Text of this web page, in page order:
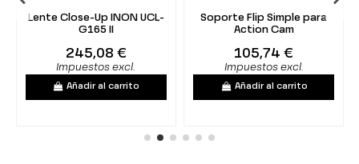
Lente Close-Up INON UCL-
G165 II
245,08 €
Impuestos excl.
Añadir al carrito
Soporte Flip Simple para
Action Cam
105,74 €
Impuestos excl.
Añadir al carrito